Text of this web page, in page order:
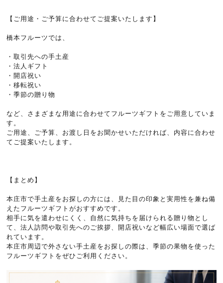
【ご用途・ご予算に合わせてご提案いたします】
橋本フルーツでは、
・取引先への手土産
・法人ギフト
・開店祝い
・移転祝い
・季節の贈り物
など、さまざまな用途に合わせてフルーツギフトをご用意していま
す。
ご用途、ご予算、お渡し日をお聞かせいただければ、内容に合わせ
てご提案いたします。
【まとめ】
本庄市で手土産をお探しの方には、見た目の印象と実用性を兼ね備
えたフルーツギフトがおすすめです。
相手に気を遣わせにくく、自然に気持ちを届けられる贈り物とし
て、法人訪問や取引先へのご挨拶、開店祝いなど幅広い場面で選ば
れています。
本庄市周辺で外さない手土産をお探しの際は、季節の果物を使った
フルーツギフトをぜひご利用ください。